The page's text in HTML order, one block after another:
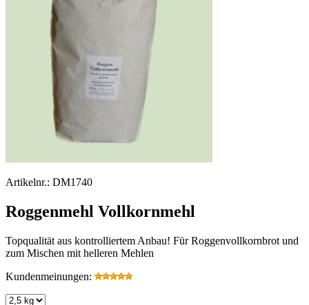
Artikelnr.: DM1740
Roggenmehl Vollkornmehl
Topqualität aus kontrolliertem Anbau! Für Roggenvollkornbrot und
zum Mischen mit helleren Mehlen
Kundenmeinungen: